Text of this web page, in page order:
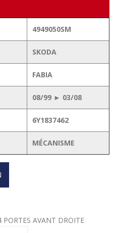
4949050SM
SKODA
FABIA
08/99 ► 03/08
6Y1837462
MÉCANISME
AVANT DROITE